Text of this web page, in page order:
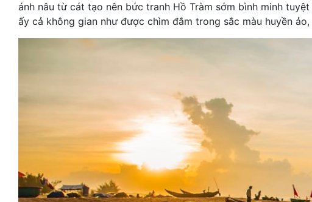
ánh nâu từ cát tạo nên bức tranh Hồ Tràm sớm bình minh
ấy cả không gian như được chìm đắm trong sắc màu huyền